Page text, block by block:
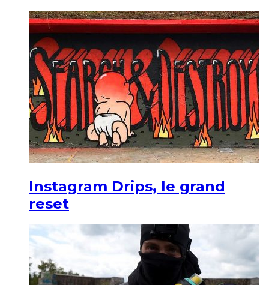
Instagram Drips, le grand
reset